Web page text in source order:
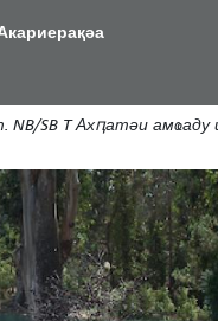
T Ахԥатәи амҩаду